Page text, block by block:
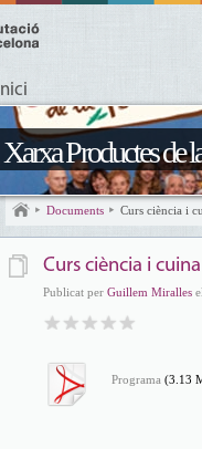
Inici
Xarxa Productes de
Documents Curs ciència i
Curs ciència i
Publicat per Guillem Miralles
Programa (3.13